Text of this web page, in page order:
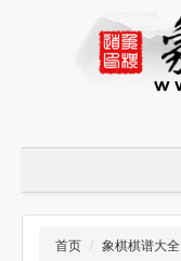
大师对局
首页 / 象棋棋谱大全